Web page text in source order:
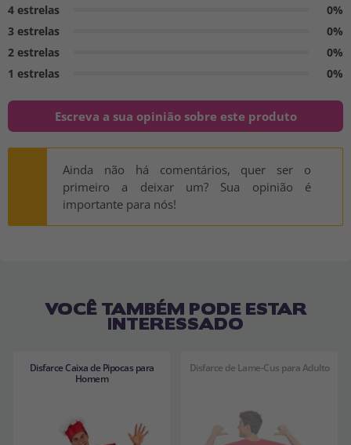
4 estrelas
0%
3 estrelas
0%
2 estrelas
0%
1 estrelas
0%
Escreva a sua opinião sobre este produto
Ainda não há comentários, quer ser o
primeiro a deixar um? Sua opinião é
importante para nós!
VOCÊ TAMBÉM PODE ESTAR
INTERESSADO
Disfarce Caixa de Pipocas para
Homem
Disfarce de Lame-Cus para Adulto